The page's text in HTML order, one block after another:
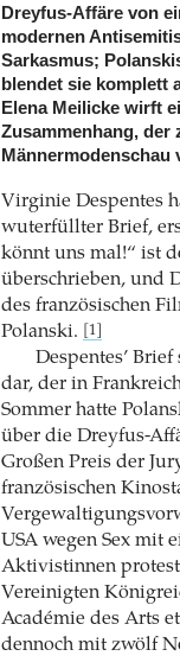
Dreyfus-Affäre von
modernen
Sarkasmus;
blendet sie komplett
Elena Meilicke wirft
Zusammenhang, der
Männermodenschau
Virginie Despentes
wuterfüllter Brief,
könnt uns mal!“ ist
überschrieben, und
des französischen
Polanski.
[1]
Despentes’
dar, der in
Sommer hatte
über die Dreyfus-
Großen Preis der
französischen
USA wegen Sex mit
Aktivistinnen
Vereinigten
Académie des Arts
dennoch mit zwölf